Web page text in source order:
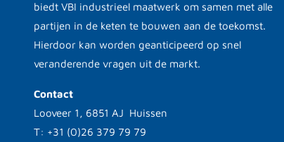
biedt VBI industrieel maatwerk om samen met alle
partijen in de keten te bouwen aan de toekomst.
Hierdoor kan worden geanticipeerd op snel
veranderende vragen uit de markt.
Contact
Looveer 1, 6851 AJ Huissen
T: +31 (0)26 379 79 79